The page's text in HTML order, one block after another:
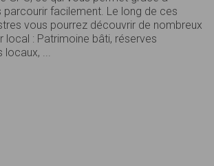
parcourir facilement. Le long de ces
vous pourrez découvrir de nombreux
local : Patrimoine bâti, réserves
locaux, ...